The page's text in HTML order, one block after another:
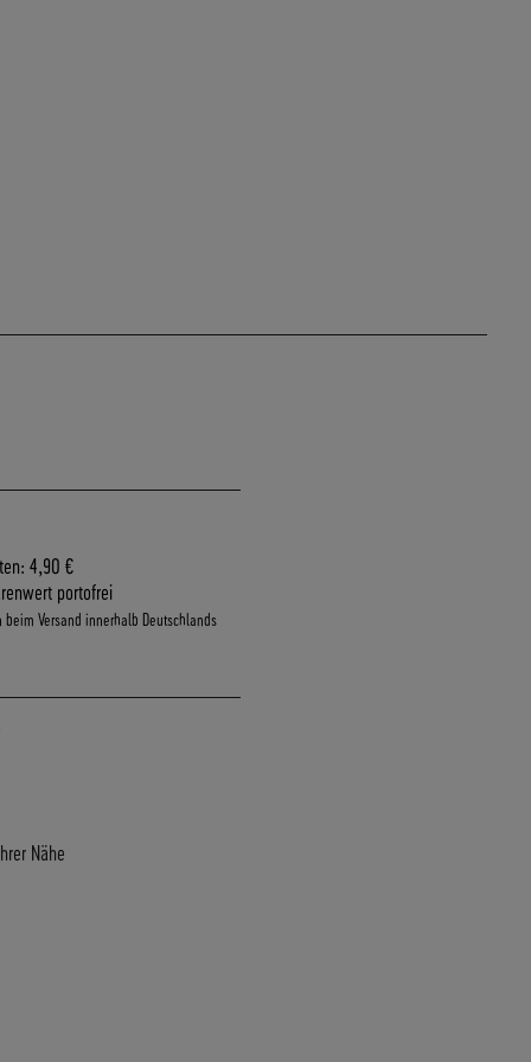
4,90 €
portofrei
beim Versand innerhalb Deutschlands
Nähe